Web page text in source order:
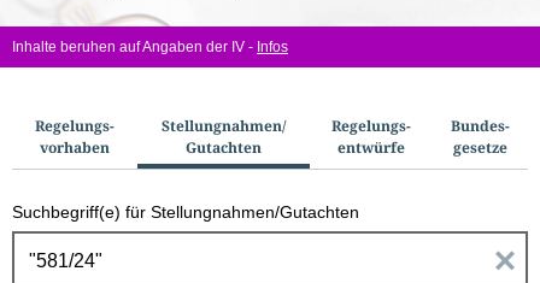
Inhalte beruhen auf Angaben der IV - Infos
u
c
h
Regelungs­
vorhaben
Stellungnahmen/​
Gutachten
Regelungs­
entwürfe
Bundes­
gesetze
Suchbegriff(e) für Stellungnahmen/Gutachten